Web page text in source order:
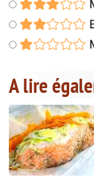
A lire